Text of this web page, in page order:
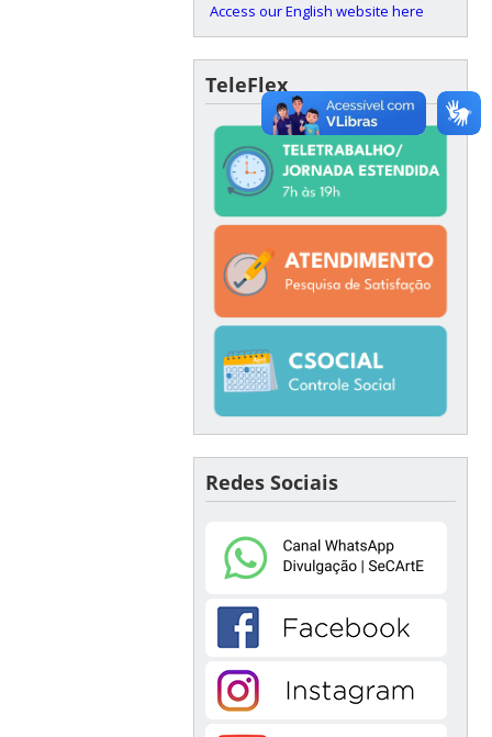
Access our English website here
TeleFlex
Redes Sociais